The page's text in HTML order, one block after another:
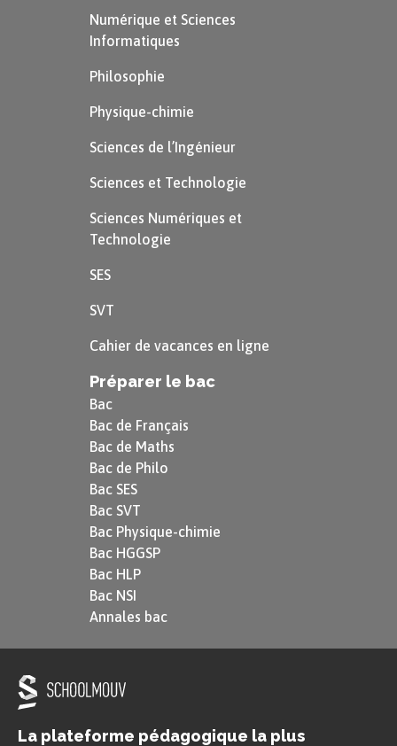
Numérique et Sciences
Informatiques
Philosophie
Physique-chimie
Sciences de l’Ingénieur
Sciences et Technologie
Sciences Numériques et
Technologie
SES
SVT
Cahier de vacances en ligne
Préparer le bac
Bac
Bac de Français
Bac de Maths
Bac de Philo
Bac SES
Bac SVT
Bac Physique-chimie
Bac HGGSP
Bac HLP
Bac NSI
Annales bac
La plateforme pédagogique la plus